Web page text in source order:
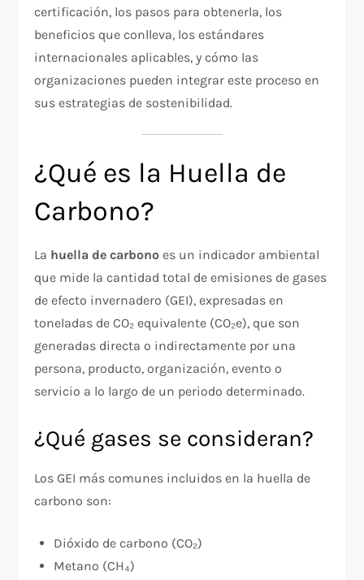
certificación, los pasos para obtenerla, los
beneficios que conlleva, los estándares
internacionales aplicables, y cómo las
organizaciones pueden integrar este proceso en
sus estrategias de sostenibilidad.
¿Qué es la Huella de
Carbono?
La huella de carbono es un indicador ambiental
que mide la cantidad total de emisiones de gases
de efecto invernadero (GEI), expresadas en
toneladas de CO₂ equivalente (CO₂e), que son
generadas directa o indirectamente por una
persona, producto, organización, evento o
servicio a lo largo de un periodo determinado.
¿Qué gases se consideran?
Los GEI más comunes incluidos en la huella de
carbono son:
Dióxido de carbono (CO₂)
Metano (CH₄)